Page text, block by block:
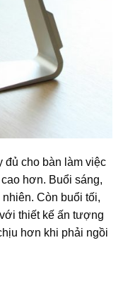
đủ cho bàn làm việc
hơn. Buổi sáng,
Còn buổi tối,
thiết kế ấn tượng
hơn khi phải ngồi